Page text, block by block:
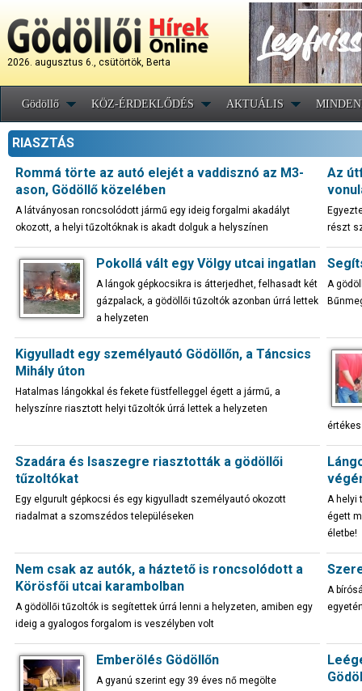
2026. augusztus 6., csütörtök, Berta
Gödöllő KÖZ-ÉRDEKLŐDÉS AKTUÁLIS
RIASZTÁS
Rommá törte az autó elejét a vaddisznó az M3-
ason, Gödöllő közelében
A látványosan roncsolódott jármű egy ideig forgalmi akadályt
okozott, a helyi tűzoltóknak is akadt dolguk a helyszínen
Az
részt
Pokollá vált egy Völgy utcai ingatlan
A lángok gépkocsikra is átterjedhet, felhasadt két
gázpalack, a gödöllői tűzoltók azonban úrrá lettek
a helyzeten
A
Kigyulladt egy személyautó Gödöllőn, a Táncsics
Mihály úton
Hatalmas lángokkal és fekete füstfelleggel égett a jármű, a
helyszínre riasztott helyi tűzoltók úrrá lettek a helyzeten
Szadára és Isaszegre riasztották a gödöllői
tűzoltókat
Egy elgurult gépkocsi és egy kigyulladt személyautó okozott
riadalmat a szomszédos településeken
A helyi
égett
életbe!
Nem csak az autók, a háztető is roncsolódott a
Körösfői utcai karambolban
A gödöllői tűzoltók is segítettek úrrá lenni a helyzeten, amiben egy
ideig a gyalogos forgalom is veszélyben volt
A
Emberölés Gödöllőn
A gyanú szerint egy 39 éves nő megölte